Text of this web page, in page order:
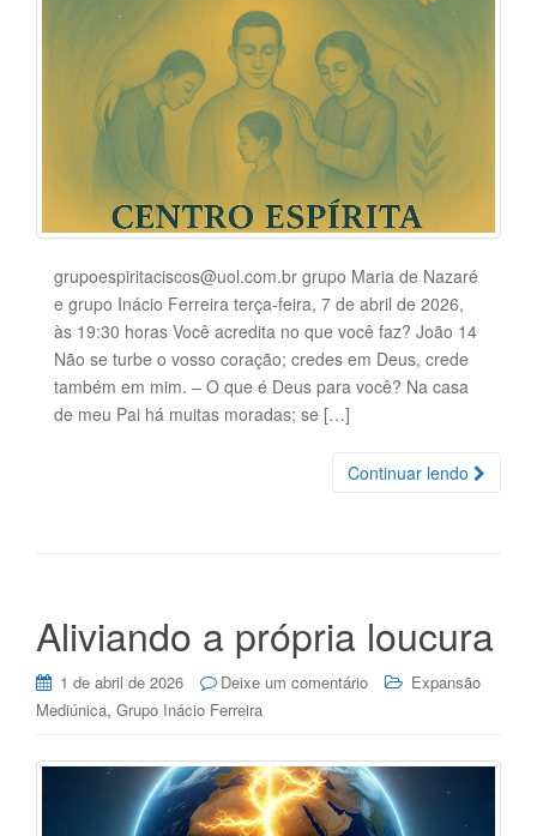
grupoespiritaciscos@uol.com.br grupo Maria de Nazaré
e grupo Inácio Ferreira terça-feira, 7 de abril de 2026,
às 19:30 horas Você acredita no que você faz? João 14
Não se turbe o vosso coração; credes em Deus, crede
também em mim. – O que é Deus para você? Na casa
de meu Pai há muitas moradas; se […]
Continuar lendo
Aliviando a própria loucura
1 de abril de 2026 Deixe um comentário
Expansão
Mediúnica, Grupo Inácio Ferreira